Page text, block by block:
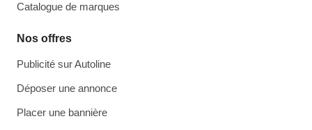
Catalogue de marques
Nos offres
Publicité sur Autoline
Déposer une annonce
Placer une bannière